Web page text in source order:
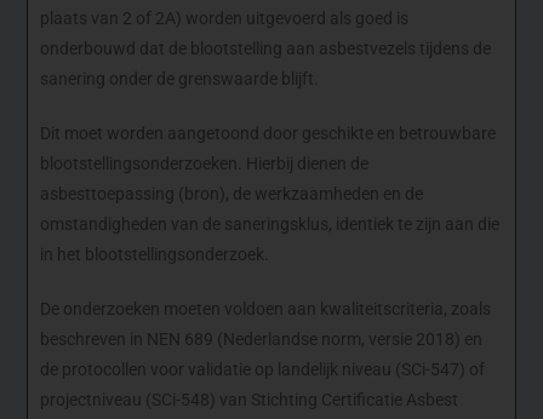
plaats van 2 of 2A) worden uitgevoerd als goed is
onderbouwd dat de blootstelling aan asbestvezels tijdens de
sanering onder de grenswaarde blijft.
Dit moet worden aangetoond door geschikte en betrouwbare
blootstellingsonderzoeken. Hierbij dienen de
asbesttoepassing (bron), de werkzaamheden en de
omstandigheden van de saneringsklus, identiek te zijn aan die
in het blootstellingsonderzoek.
De onderzoeken moeten voldoen aan kwaliteitscriteria, zoals
beschreven in NEN 689 (Nederlandse norm, versie 2018) en
de protocollen voor validatie op landelijk niveau (SCi-547) of
projectniveau (SCi-548) van Stichting Certificatie Asbest